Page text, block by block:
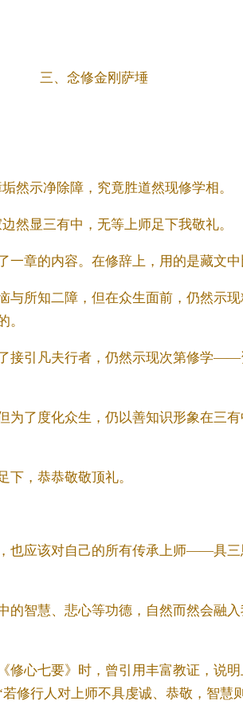
三、念修金刚萨埵
然示净除障，究竟胜道然现修学相。
然显三有中，无等上师足下我敬礼。
章的内容。在修辞上，用的是藏文中
与所知二障，但在众生面前，仍然示
。
接引凡夫行者，仍然示现次第修学——
为了度化众生，仍以善知识形象在三
，恭恭敬敬顶礼。
也应该对自己的所有传承上师——具
的智慧、悲心等功德，自然而然会融
修心七要》时，曾引用丰富教证，说
修行人对上师不具虔诚、恭敬，智慧